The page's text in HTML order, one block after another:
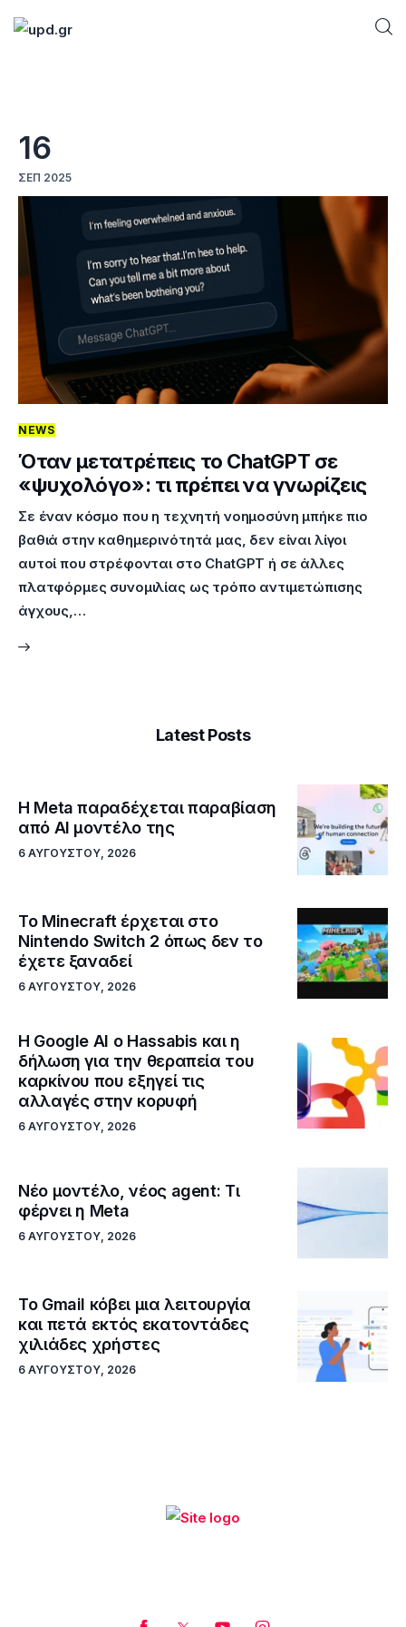
Games
Futuring
AI news
How To
Blog
16
ΣΕΠ 2025
NEWS
Όταν μετατρέπεις το ChatGPT σε
«ψυχολόγο»: τι πρέπει να γνωρίζεις
Σε έναν κόσμο που η τεχνητή νοημοσύνη μπήκε πιο
βαθιά στην καθημερινότητά μας, δεν είναι λίγοι
αυτοί που στρέφονται στο ChatGPT ή σε άλλες
πλατφόρμες συνομιλίας ως τρόπο αντιμετώπισης
άγχους,…
Latest Posts
Η Meta παραδέχεται παραβίαση
από AI μοντέλο της
6 ΑΥΓΟΎΣΤΟΥ, 2026
Το Minecraft έρχεται στο
Nintendo Switch 2 όπως δεν το
έχετε ξαναδεί
6 ΑΥΓΟΎΣΤΟΥ, 2026
Η Google ΑΙ ο Hassabis και η
δήλωση για την θεραπεία του
καρκίνου που εξηγεί τις
αλλαγές στην κορυφή
6 ΑΥΓΟΎΣΤΟΥ, 2026
Νέο μοντέλο, νέος agent: Τι
φέρνει η Meta
6 ΑΥΓΟΎΣΤΟΥ, 2026
Το Gmail κόβει μια λειτουργία
και πετά εκτός εκατοντάδες
χιλιάδες χρήστες
6 ΑΥΓΟΎΣΤΟΥ, 2026